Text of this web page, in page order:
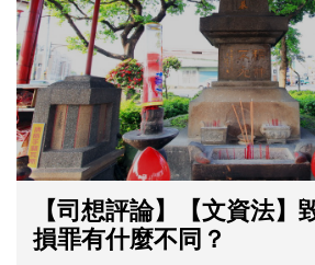
【司想評論】【文資法】
損罪有什麼不同？